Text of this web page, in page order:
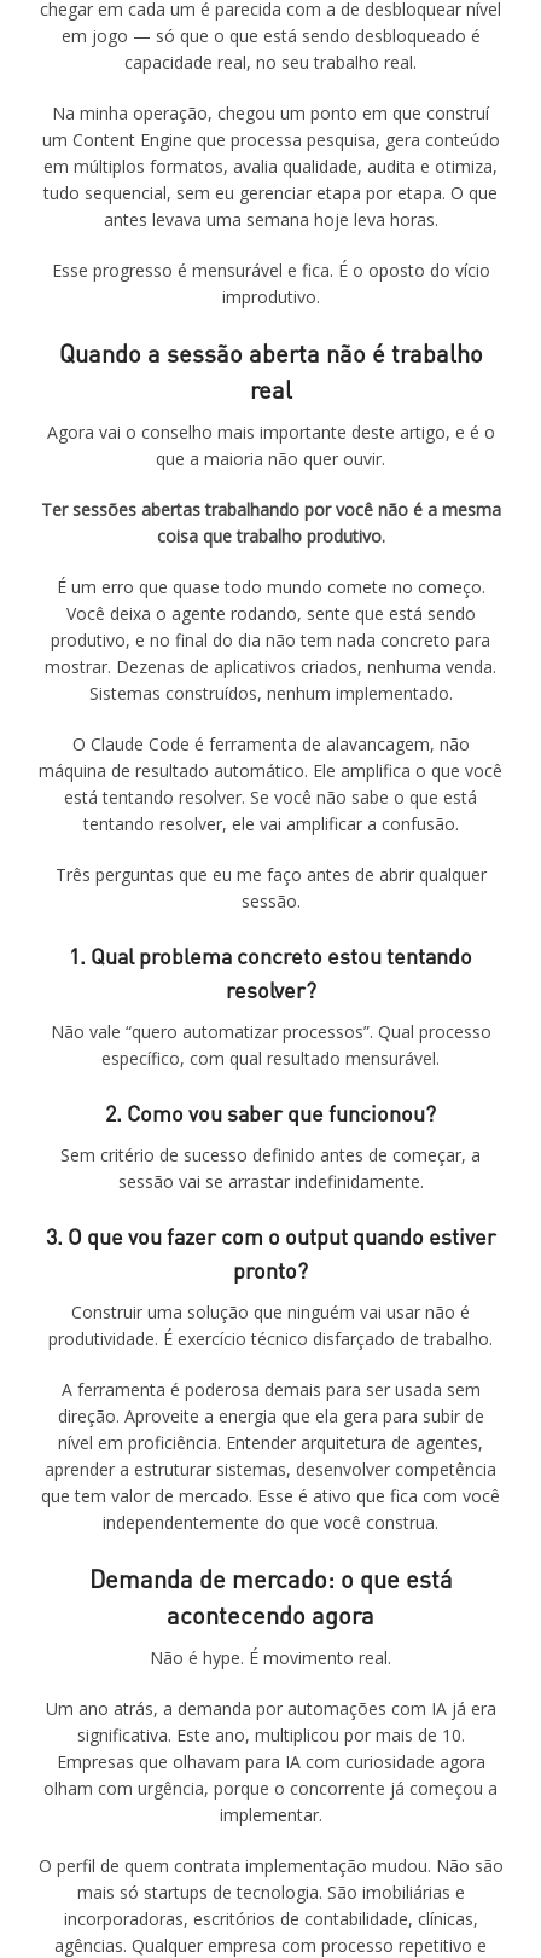
chegar em cada um é parecida com a de desbloquear nível
em jogo — só que o que está sendo desbloqueado é
capacidade real, no seu trabalho real.
Na minha operação, chegou um ponto em que construí
um Content Engine que processa pesquisa, gera conteúdo
em múltiplos formatos, avalia qualidade, audita e otimiza,
tudo sequencial, sem eu gerenciar etapa por etapa. O que
antes levava uma semana hoje leva horas.
Esse progresso é mensurável e fica. É o oposto do vício
improdutivo.
Quando a sessão aberta não é trabalho
real
Agora vai o conselho mais importante deste artigo, e é o
que a maioria não quer ouvir.
Ter sessões abertas trabalhando por você não é a mesma
coisa que trabalho produtivo.
É um erro que quase todo mundo comete no começo.
Você deixa o agente rodando, sente que está sendo
produtivo, e no final do dia não tem nada concreto para
mostrar. Dezenas de aplicativos criados, nenhuma venda.
Sistemas construídos, nenhum implementado.
O Claude Code é ferramenta de alavancagem, não
máquina de resultado automático. Ele amplifica o que você
está tentando resolver. Se você não sabe o que está
tentando resolver, ele vai amplificar a confusão.
Três perguntas que eu me faço antes de abrir qualquer
sessão.
1. Qual problema concreto estou tentando
resolver?
Não vale “quero automatizar processos”. Qual processo
específico, com qual resultado mensurável.
2. Como vou saber que funcionou?
Sem critério de sucesso definido antes de começar, a
sessão vai se arrastar indefinidamente.
3. O que vou fazer com o output quando estiver
pronto?
Construir uma solução que ninguém vai usar não é
produtividade. É exercício técnico disfarçado de trabalho.
A ferramenta é poderosa demais para ser usada sem
direção. Aproveite a energia que ela gera para subir de
nível em proficiência. Entender arquitetura de agentes,
aprender a estruturar sistemas, desenvolver competência
que tem valor de mercado. Esse é ativo que fica com você
independentemente do que você construa.
Demanda de mercado: o que está
acontecendo agora
Não é hype. É movimento real.
Um ano atrás, a demanda por automações com IA já era
significativa. Este ano, multiplicou por mais de 10.
Empresas que olhavam para IA com curiosidade agora
olham com urgência, porque o concorrente já começou a
implementar.
O perfil de quem contrata implementação mudou. Não são
mais só startups de tecnologia. São imobiliárias e
incorporadoras, escritórios de contabilidade, clínicas,
agências. Qualquer empresa com processo repetitivo e